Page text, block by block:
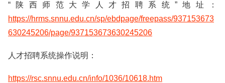
“陕西师范大学人才招聘系统”地址：
https://hrms.snnu.edu.cn/sp/ebdpage/freepass/937153673
630245206/page/937153673630245206
人才招聘系统操作说明：
https://rsc.snnu.edu.cn/info/1036/10618.htm